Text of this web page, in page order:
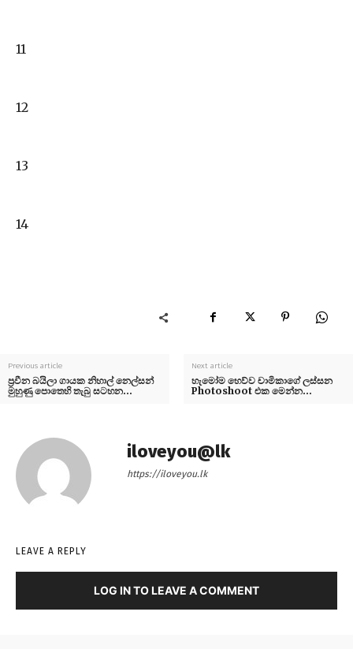
11
12
13
14
Previous article
ප්‍රවීන බයිලා ගායක නිහාල් නෙල්සන්
මුහුණු පොතෙහි තැබු සටහන…
Next article
හැමෝම හෙව්ව චාමිකාගේ ලස්සන
Photoshoot එක මෙන්න…
iloveyou@lk
https://iloveyou.lk
LEAVE A REPLY
LOG IN TO LEAVE A COMMENT